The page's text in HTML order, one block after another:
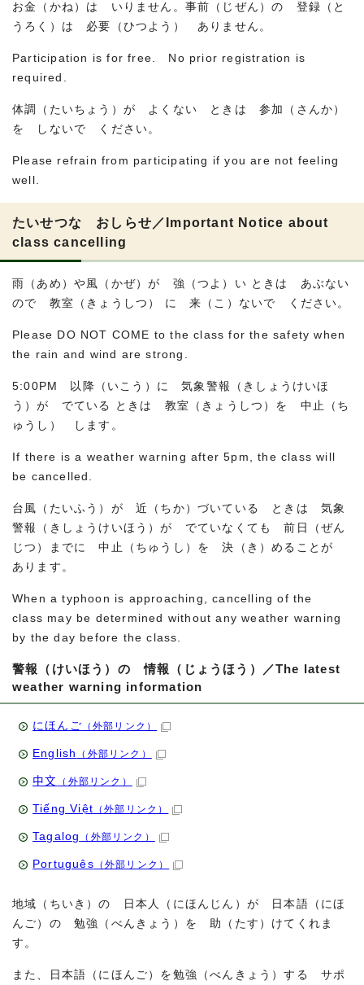
お金（かね）は いりません。事前（じぜん）の 登録（と
うろく）は 必要（ひつよう） ありません。
Participation is for free. No prior registration is
required.
体調（たいちょう）が よくない ときは 参加（さんか）
を しないで ください。
Please refrain from participating if you are not feeling
well.
たいせつな おしらせ／Important Notice about
class cancelling
雨（あめ）や風（かぜ）が 強（つよ）い ときは あぶない
ので 教室（きょうしつ） に 来（こ）ないで ください。
Please DO NOT COME to the class for the safety when
the rain and wind are strong.
5:00PM 以降（いこう）に 気象警報（きしょうけいほ
う）が でている ときは 教室（きょうしつ）を 中止（ち
ゅうし） します。
If there is a weather warning after 5pm, the class will
be cancelled.
台風（たいふう）が 近（ちか）づいている ときは 気象
警報（きしょうけいほう）が でていなくても 前日（ぜん
じつ）までに 中止（ちゅうし）を 決（き）めることが
あります。
When a typhoon is approaching, cancelling of the
class may be determined without any weather warning
by the day before the class.
警報（けいほう）の 情報（じょうほう）／The latest
weather warning information
にほんご （外部リンク）
English （外部リンク）
中文 （外部リンク）
Tiếng Việt （外部リンク）
Tagalog （外部リンク）
Português （外部リンク）
地域（ちいき）の 日本人（にほんじん）が 日本語（にほ
んご）の 勉強（べんきょう）を 助（たす）けてくれま
す。
また、日本語（にほんご）を勉強（べんきょう）する サポ